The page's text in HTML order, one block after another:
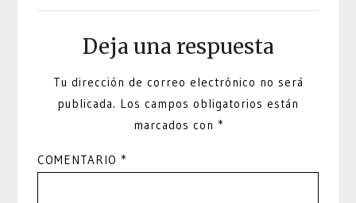
Deja una respuesta
Tu dirección de correo electrónico no será
publicada. Los campos obligatorios están
marcados con *
COMENTARIO *